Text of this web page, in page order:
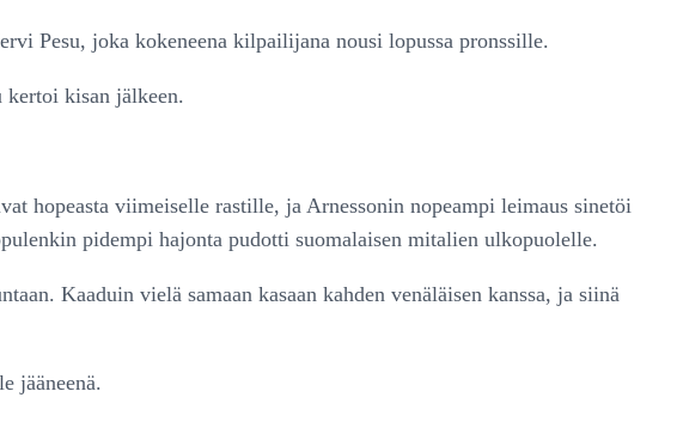
Pesu, joka kokeneena kilpailijana nousi lopussa pronssille.
kertoi kisan jälkeen.
hopeasta viimeiselle rastille, ja Arnessonin nopeampi leimaus sinetöi
pidempi hajonta pudotti suomalaisen mitalien ulkopuolelle.
Kaaduin vielä samaan kasaan kahden venäläisen kanssa, ja siinä
jääneenä.